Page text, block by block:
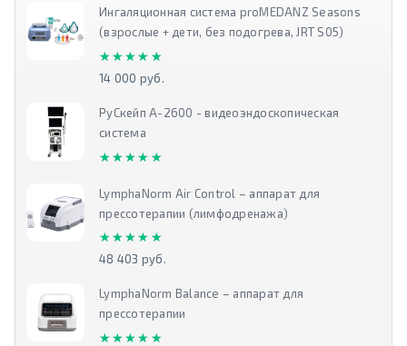
Ингаляционная система proMEDANZ Seasons
(взрослые + дети, без подогрева, JRT S05)
★★★★★
★★★★★
14 000 руб.
РуСкейп А-2600 - видеоэндоскопическая
система
★★★★★
★★★★★
LymphaNorm Air Control – аппарат для
прессотерапии (лимфодренажа)
★★★★★
★★★★★
48 403 руб.
LymphaNorm Balance – аппарат для
прессотерапии
★★★★★
★★★★★